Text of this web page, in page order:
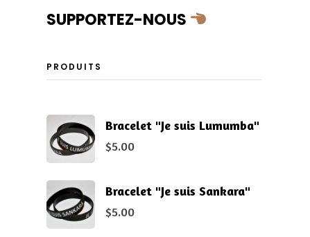
SUPPORTEZ-NOUS
PRODUITS
Bracelet "Je suis Lumumba"
$5.00
Bracelet "Je suis Sankara"
$5.00